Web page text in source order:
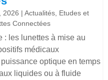
2026 |Actualités, Etudes et
Connectées
: les lunettes à mise au
médicaux
optique en temps
liquides ou à fluide